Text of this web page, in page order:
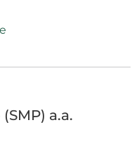
a.a.